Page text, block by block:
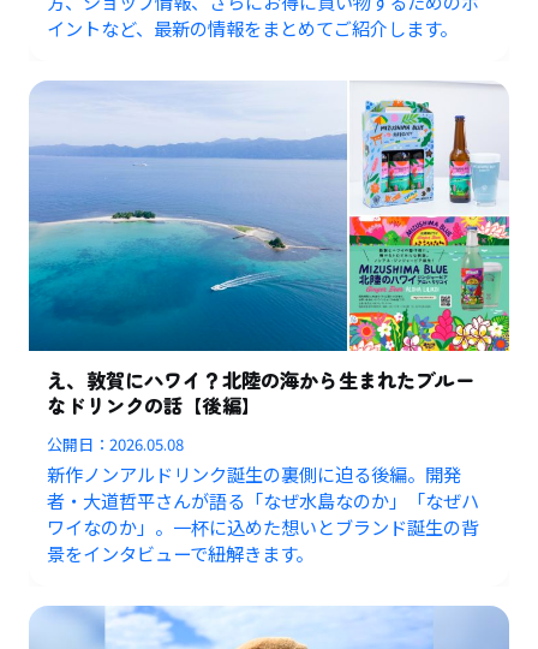
イントなど、最新の情報をまとめてご紹介します。
え、敦賀にハワイ？北陸の海から生まれたブルー
なドリンクの話【後編】
公開日：2026.05.08
新作ノンアルドリンク誕生の裏側に迫る後編。開発
者・大道哲平さんが語る「なぜ水島なのか」「なぜハ
ワイなのか」。一杯に込めた想いとブランド誕生の背
景をインタビューで紐解きます。